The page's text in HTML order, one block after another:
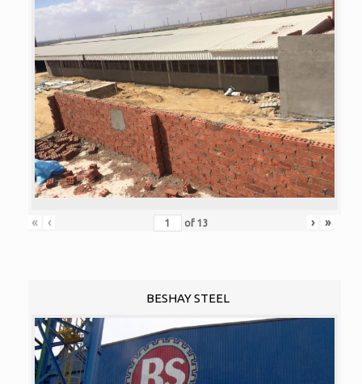
« ‹ of 13 › »
BESHAY STEEL